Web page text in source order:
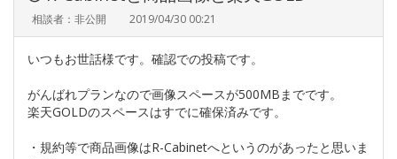
相談者：非公開 2019/04/30 00:21
いつもお世話様です。確認での投稿です。
がんばれプランなので画像スペースが500MBまでです。
楽天GOLDのスペースはすでに確保済みです。
・規約等で商品画像はR-Cabinetへというのがあったと思いま